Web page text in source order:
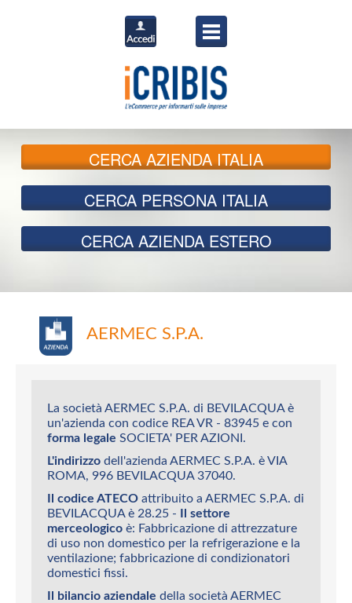
CERCAAZIENDA ITALIA
CERCA PERSONA ITALIA
CERCA AZIENDA ESTERO
AERMEC S.P.A.
La società AERMEC S.P.A. di BEVILACQUA è
un'azienda con codice REA VR - 83945 e con
forma legale SOCIETA' PER AZIONI.
L'indirizzo dell'azienda AERMEC S.P.A. è VIA
ROMA, 996 BEVILACQUA 37040.
Il codice ATECO attribuito a AERMEC S.P.A. di
BEVILACQUA è 28.25 - Il settore
merceologico è: Fabbricazione di attrezzature
di uso non domestico per la refrigerazione e la
ventilazione; fabbricazione di condizionatori
domestici fissi.
Il bilancio aziendale della società AERMEC